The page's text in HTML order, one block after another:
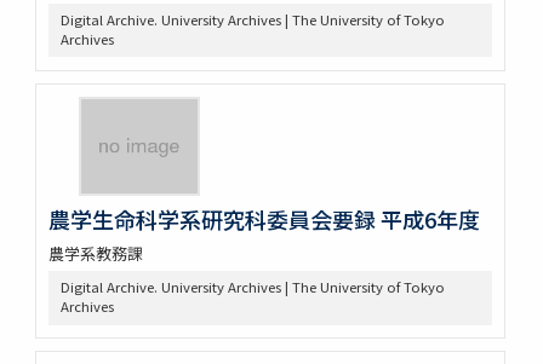
Digital Archive. University Archives | The University of Tokyo
Archives
農学生命科学系研究科委員会要録 平成6年度
農学系教務課
Digital Archive. University Archives | The University of Tokyo
Archives